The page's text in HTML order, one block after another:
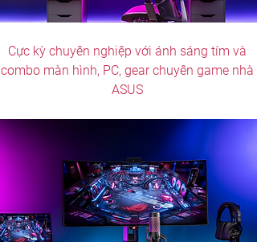
Cực kỳ chuyên nghiệp với ánh sáng tím và
combo màn hình, PC, gear chuyên game nhà
ASUS